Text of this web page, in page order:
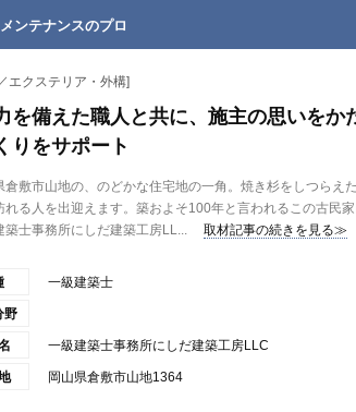
ンテナンスのプロ
エクステリア・外構]
を備えた職人と共に、施主の思いをか
りをサポート
敷市山地の、のどかな住宅地の一角。焼き杉をしつらえ
れる人を出迎えます。築およそ100年と言われるこの古民
築士事務所にしだ建築工房LL...
取材記事の続きを見る≫
一級建築士
野
一級建築士事務所にしだ建築工房LLC
岡山県倉敷市山地1364